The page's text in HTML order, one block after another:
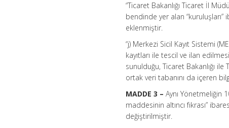
“Ticaret Bakanlığı Ticaret İl
bendinde yer alan “kuruluşları”
eklenmiştir.
“j) Merkezi Sicil Kayıt Sistemi
kayıtları ile tescil ve ilan
sunulduğu, Ticaret Bakanlığı
ortak veri tabanını da içeren
MADDE 3 – Aynı Yönetmeliğin
maddesinin altıncı fıkrası”
değiştirilmiştir.